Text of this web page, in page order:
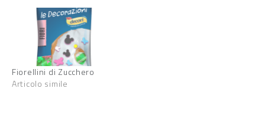
Fiorellini di Zucchero
Articolo simile